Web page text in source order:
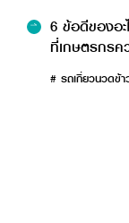
จะเป็นเกี่ยวข้าว
ถั่วเขียว หรือข้าวโ
น้ำมัน B20
6 ข้อดีของอ
ที่เกษตรกรค
# รถเกี่ยวนวดข้า